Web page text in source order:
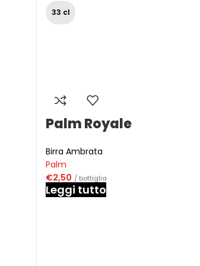
33 cl
Palm Royale
Birra Ambrata
Palm
€2,50 / bottiglia
Leggi tutto